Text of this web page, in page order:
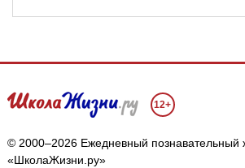
12+
© 2000–2026 Ежедневный познавательный
«ШколаЖизни.ру»